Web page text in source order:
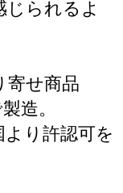
られるよ
寄せ商品
造。
り許認可を